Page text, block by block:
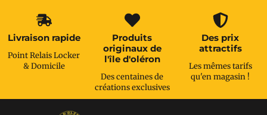
Livraison rapide
Point Relais Locker
& Domicile
Produits
originaux de
l'île d'oléron
Des centaines de
créations exclusives
Des prix
attractifs
Les mêmes tarifs
qu'en magasin !